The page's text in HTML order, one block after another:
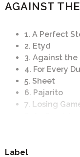
AGAINST
1. A Perfect
2. Etyd
3. Against
4. For Every
5. Sheet
6. Pajarito
7. Losing
11. Just a Rock
Label